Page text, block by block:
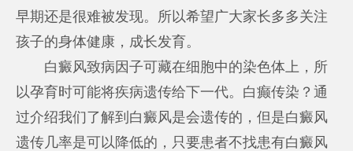
早期还是很难被发现。所以希望广大家长多多关注
孩子的身体健康，成长发育。
白癜风致病因子可藏在细胞中的染色体上，所
以孕育时可能将疾病遗传给下一代。白癫传染？通
过介绍我们了解到白癜风是会遗传的，但是白癜风
遗传几率是可以降低的，只要患者不找患有白癜风